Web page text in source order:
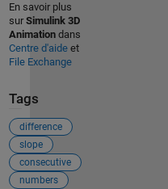
En savoir plus
sur Simulink 3D
Animationdans
Centre d'aideet
File Exchange
Tags
difference
slope
consecutive
numbers